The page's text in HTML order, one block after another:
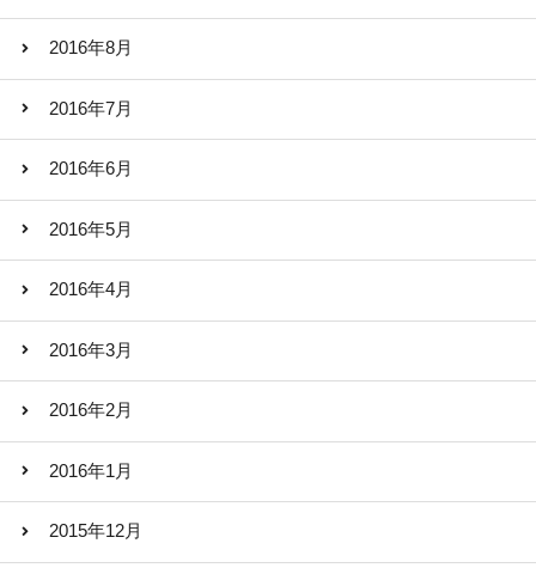
2016年8月
2016年7月
2016年6月
2016年5月
2016年4月
2016年3月
2016年2月
2016年1月
2015年12月